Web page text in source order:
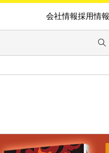
会社情報採用情報